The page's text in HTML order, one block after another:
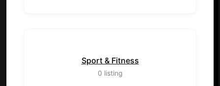
Sport & Fitness
0 listing